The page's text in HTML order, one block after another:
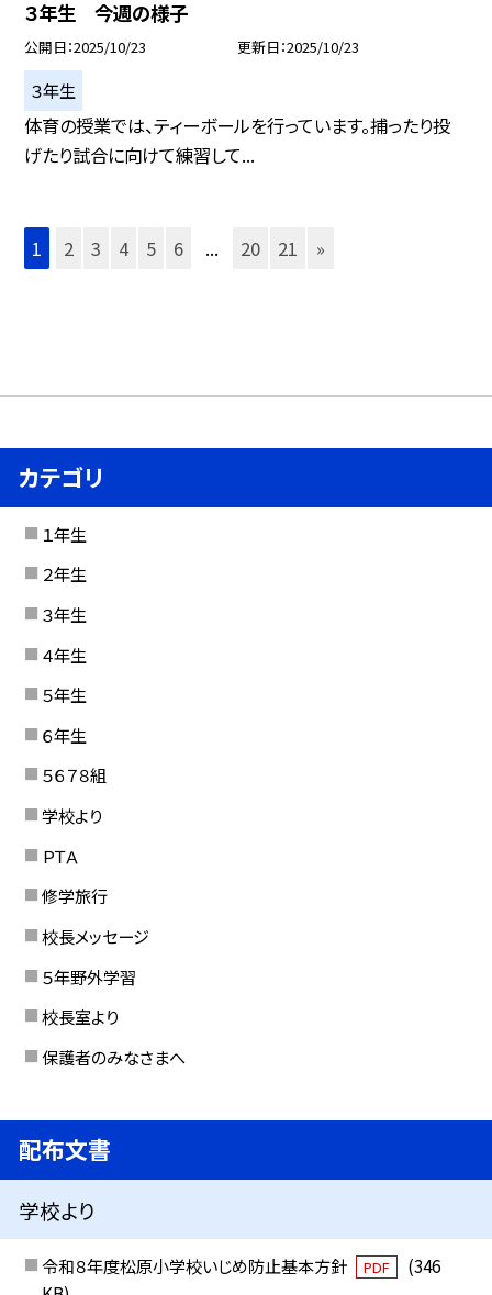
３年生 今週の様子
公開日 2025/10/23 更新日 2025/10/23
３年生
体育の授業では、ティーボールを行っています。捕ったり投
げたり試合に向けて練習して...
1 2 3 4 5 6 ... 20 21 »
カテゴリ
１年生
２年生
３年生
４年生
５年生
６年生
５６７８組
学校より
ＰＴＡ
修学旅行
校長メッセージ
５年野外学習
校長室より
保護者のみなさまへ
配布文書
学校より
令和８年度松原小学校いじめ防止基本方針 PDF
(346